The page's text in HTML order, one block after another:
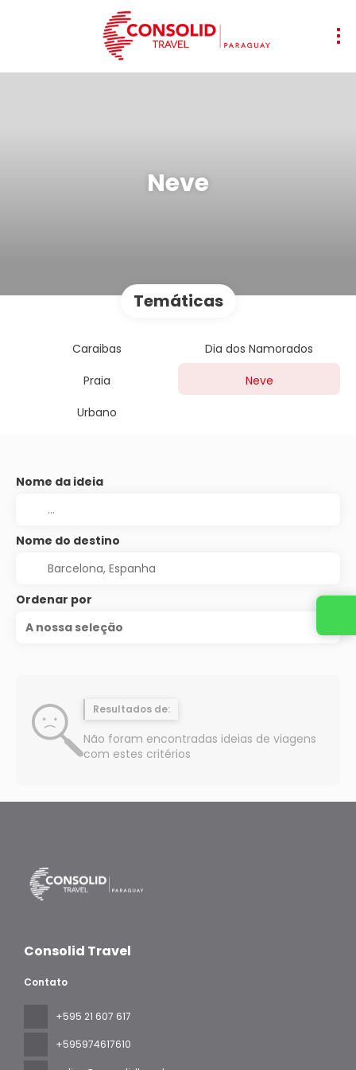
Neve
Temáticas
Caraibas
Dia dos Namorados
Praia
Neve
Urbano
Nome da ideia
Nome do destino
Ordenar por
A nossa seleção
Resultados de:
Não foram encontradas ideias de viagens
com estes critérios
Consolid Travel
Contato
+595 21 607 617
‪+595974617610‬